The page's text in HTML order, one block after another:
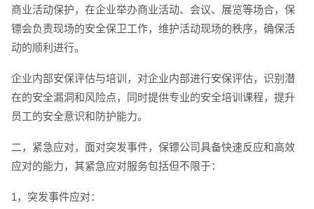
商业活动保护，在企业举办商业活动、会议、展览等场合，保
镖会负责现场的安全保卫工作，维护活动现场的秩序，确保活
动的顺利进行。
企业内部安保评估与培训，对企业内部进行安保评估，识别潜
在的安全漏洞和风险点，同时提供专业的安全培训课程，提升
员工的安全意识和防护能力。
二，紧急应对，面对突发事件，保镖公司具备快速反应和高效
应对的能力，其紧急应对服务包括但不限于：
1，突发事件应对：